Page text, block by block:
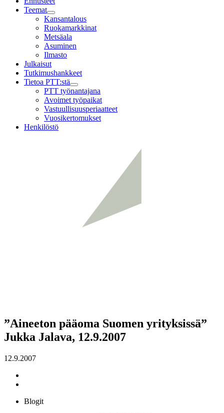
Teemat
Child
menu
Kansantalous
Ruokamarkkinat
Metsäala
Asuminen
Ilmasto
Julkaisut
Tutkimushankkeet
Tietoa PTT:stä
Child
menu
PTT työnantajana
Avoimet työpaikat
Vastuullisuusperiaatteet
Vuosikertomukset
Henkilöstö
”Aineeton pääoma Suomen yrityksissä”
Jukka Jalava, 12.9.2007
12.9.2007
Blogit